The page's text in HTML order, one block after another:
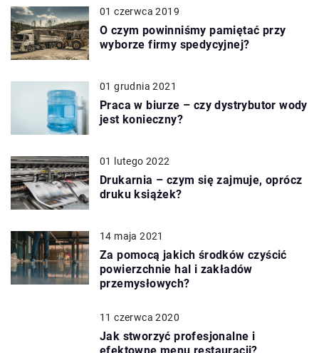
01 czerwca 2019
O czym powinniśmy pamiętać przy
wyborze firmy spedycyjnej?
01 grudnia 2021
Praca w biurze – czy dystrybutor wody
jest konieczny?
01 lutego 2022
Drukarnia – czym się zajmuje, oprócz
druku książek?
14 maja 2021
Za pomocą jakich środków czyścić
powierzchnie hal i zakładów
przemysłowych?
11 czerwca 2020
Jak stworzyć profesjonalne i